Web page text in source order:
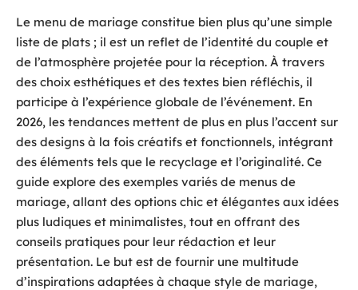
Le menu de mariage constitue bien plus qu’une simple
liste de plats ; il est un reflet de l’identité du couple et
de l’atmosphère projetée pour la réception. À travers
des choix esthétiques et des textes bien réfléchis, il
participe à l’expérience globale de l’événement. En
2026, les tendances mettent de plus en plus l’accent sur
des designs à la fois créatifs et fonctionnels, intégrant
des éléments tels que le recyclage et l’originalité. Ce
guide explore des exemples variés de menus de
mariage, allant des options chic et élégantes aux idées
plus ludiques et minimalistes, tout en offrant des
conseils pratiques pour leur rédaction et leur
présentation. Le but est de fournir une multitude
d’inspirations adaptées à chaque style de mariage,